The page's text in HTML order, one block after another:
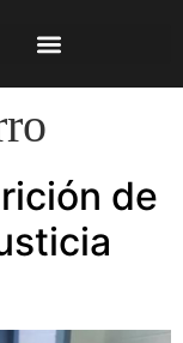
de